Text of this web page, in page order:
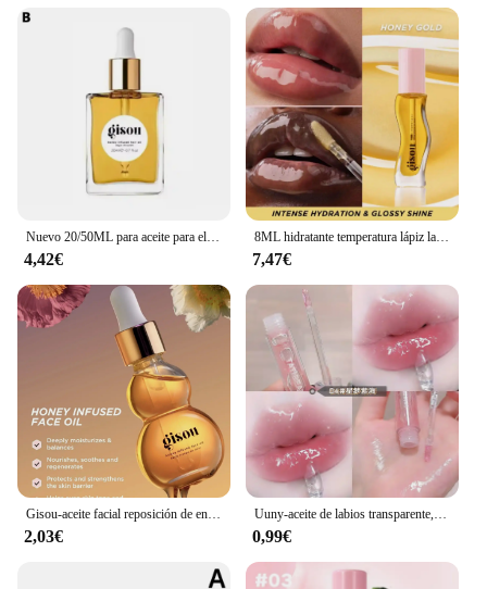
practical and luxurious. With its wholesale and
vendor options, you can easily stock up for personal
use or to offer as a special treat to your clients or
customers. This lip balm is more than just a product;
it's a gesture of care and an expression of your
appreciation for the beauty and wellness of those
around you.
Nuevo 20/50ML para aceite para el cabello con infusión de miel Gisou enriquecido con miel Mirsalehi para nutrición profunda cuidado del cabello flexibilidad larga duración
4,42€
8ML hidratante temperatura lápiz labial líquido Color miel aceite de labios hidratante de larga duración labios nutritivos maquillaje cuidado
7,47€
2,03€ 0,99€